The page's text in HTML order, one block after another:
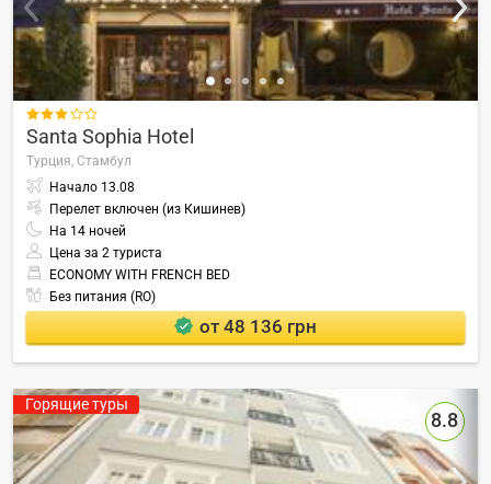

Santa Sophia Hotel
Турция, Стамбул
Начало 13.08
Перелет включен (из Кишинев)
На 14 ночей
Цена за 2 туриста
ECONOMY WITH FRENCH BED
Без питания (RO)
от 48 136 грн
Горящие туры
8.8